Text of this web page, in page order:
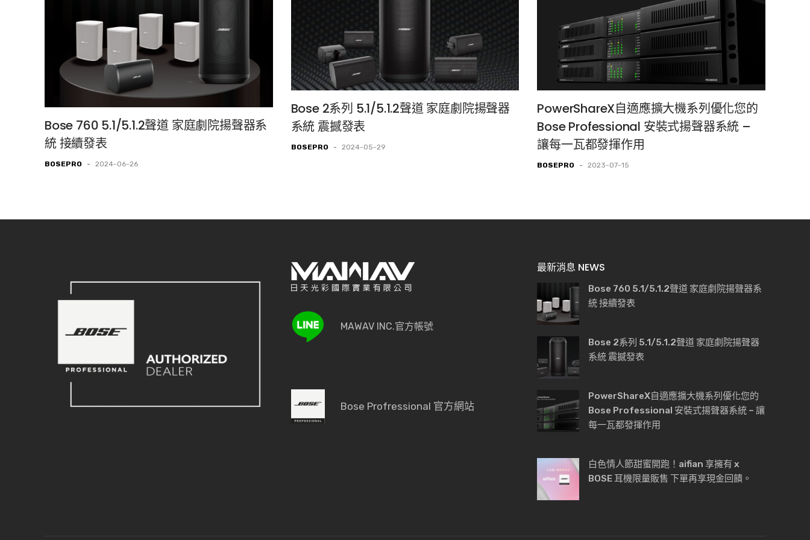
Bose 760 5.1/5.1.2聲道 家庭劇院揚聲器系
統 接續發表
BOSEPRO - 2024-06-26
Bose 2系列 5.1/5.1.2聲道 家庭劇院揚聲器
系統 震撼發表
BOSEPRO - 2024-05-29
PowerShareX自適應擴大機系列優化您的
Bose Professional 安裝式揚聲器系統 –
讓每一瓦都發揮作用
BOSEPRO - 2023-07-15
MAWAV INC.官方帳號
Bose Profressional 官方網站
最新消息 NEWS
Bose 760 5.1/5.1.2聲道 家庭劇院揚聲器系
統 接續發表
Bose 2系列 5.1/5.1.2聲道 家庭劇院揚聲器
系統 震撼發表
PowerShareX自適應擴大機系列優化您的
Bose Professional 安裝式揚聲器系統 – 讓
每一瓦都發揮作用
白色情人節甜蜜開跑！aifian 享擁有 x
BOSE 耳機限量販售 下單再享現金回饋。